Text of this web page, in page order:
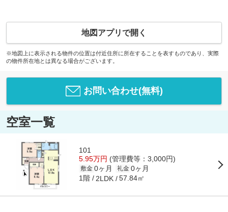
地図アプリで開く
※地図上に表示される物件の位置は付近住所に所在することを表すものであり、実際
の物件所在地とは異なる場合がございます。
お問い合わせ(無料)
空室一覧
101
5.95万円 (管理費等：3,000円)
敷金 0ヶ月 礼金 0ヶ月
1階 2LDK 57.84㎡